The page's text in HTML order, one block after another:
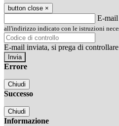
button close ×
E-mail
all'indirizzo indicato con le istruzioni
E-mail inviata, si prega di
Errore
Chiudi
Successo
Chiudi
Informazione